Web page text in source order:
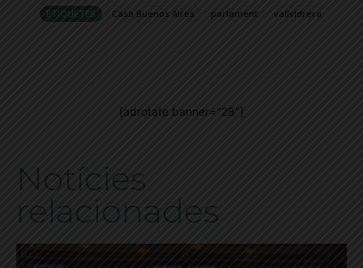
ETIQUETES Casa Buenos Aires parlament vallvidrera
[adrotate banner="28"]
Notícies
relacionades